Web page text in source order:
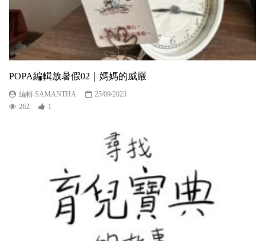
POPA編輯放暑假02｜媽媽的威嚴
編輯 SAMANTHA
25/09/2023
262
1